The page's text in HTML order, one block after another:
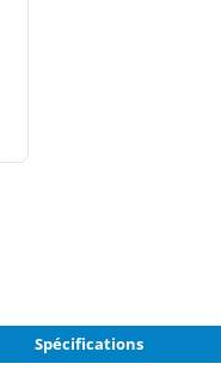
Spécifications